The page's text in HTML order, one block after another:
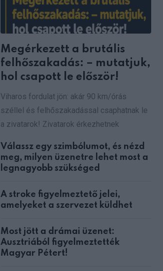
Megérkezett a brutális
felhőszakadás: – mutatjuk,
hol csapott le először!
Viharos fordulat jön: akár 90 km/órás
széllel és felhőszakadással csaphatnak le
a zivatarok! Zivatarok érkezhetnek
Válassz egy szimbólumot, és nézd
meg, milyen üzenetre lehet most a
legnagyobb szükséged
A stroke figyelmeztető jelei,
amelyeket a szervezet küldhet
Most jött a drámai üzenet:
Ausztriából figyelmeztették
Magyar Pétert!